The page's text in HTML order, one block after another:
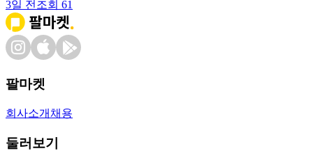
3일 전 조회 61
팔마켓
회사소개 채용
둘러보기